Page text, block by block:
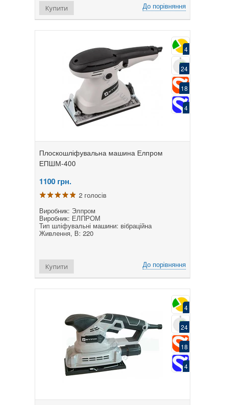
До порівняння
Купити
4
24
18
4
Плоскошліфувальна машина Елпром
ЕПШМ-400
1100 грн.
2 голосів
Виробник: Элпром
Виробник: ЕЛПРОМ
Тип шліфувальні машини: вібраційна
Живлення, В: 220
До порівняння
Купити
4
24
18
4